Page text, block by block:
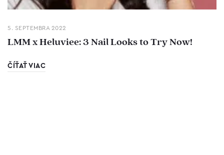
5. SEPTEMBRA 2022
LMM x Heluviee: 3 Nail Looks to Try Now!
ČÍŤAŤ VIAC